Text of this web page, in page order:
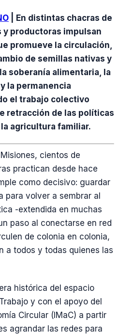
| En distintas chacras de
productoras impulsan
promueve la circulación,
de semillas nativas y
soberanía alimentaria, la
la permanencia
el trabajo colectivo
retracción de las políticas
agricultura familiar.
cientos de
practican desde hace
como decisivo: guardar
para volver a sembrar al
-extendida en muchas
paso al conectarse en red
de colonia en colonia,
a todos y todas quienes las
histórica del espacio
y con el apoyo del
Circular (IMaC) a partir
agrandar las redes para